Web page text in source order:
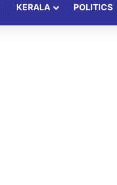
KERALA POLITICS